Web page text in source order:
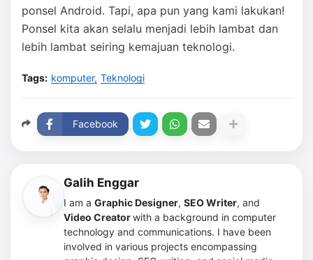
ponsel Android. Tapi, apa pun yang kami lakukan!
Ponsel kita akan selalu menjadi lebih lambat dan
lebih lambat seiring kemajuan teknologi.
Tags: komputer Teknologi
Facebook
Galih Enggar
I am a Graphic Designer, SEO Writer, and
Video Creatorwith a background in computer
technology and communications. I have been
involved in various projects encompassing